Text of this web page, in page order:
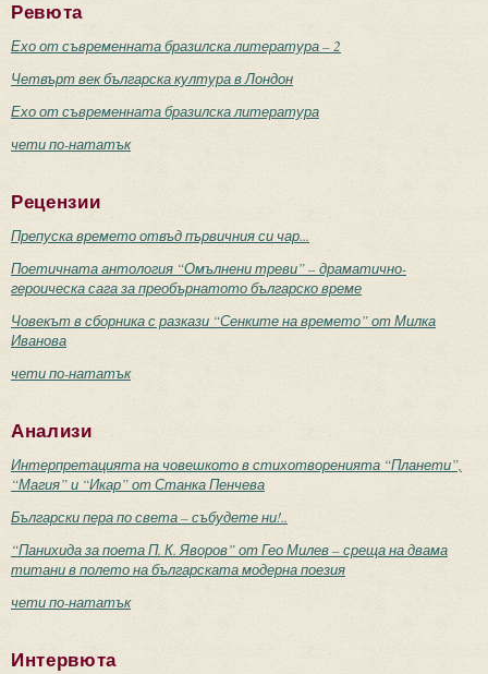
Ревюта
Ехо от съвременната бразилска литература – 2
Четвърт век българска култура в Лондон
Ехо от съвременната бразилска литература
чети по-нататък
Рецензии
Препуска времето отвъд първичния си чар...
Поетичната антология “Омълнени треви” – драматично-
героическа сага за преобърнатото българско време
Човекът в сборника с разкази “Сенките на времето” от Милка
Иванова
чети по-нататък
Анализи
Интерпретацията на човешкото в стихотворенията “Планети”,
“Магия” и “Икар” от Станка Пенчева
Български пера по света – събудете ни!..
“Панихида за поета П. К. Яворов” от Гео Милев – среща на двама
титани в полето на българската модерна поезия
чети по-нататък
Интервюта